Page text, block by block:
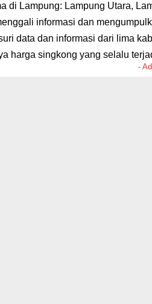
di Lampung: Lampung Utara,
informasi dan
data dan informasi dari lima
harga singkong yang selalu
-